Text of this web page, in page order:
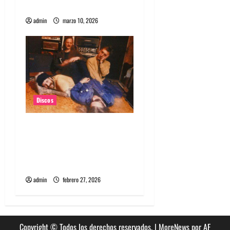
admin marzo 10, 2026
Discos
admin febrero 27, 2026
Copyright © Todos los derechos reservados. | MoreNewspor AF